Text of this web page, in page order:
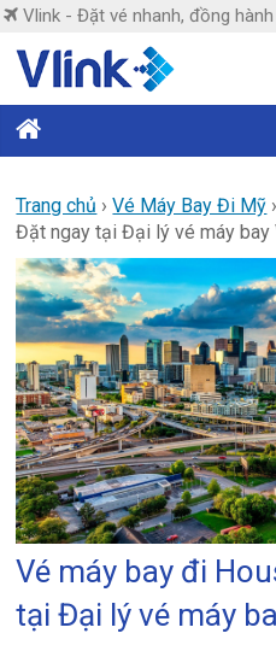
Skip
content
Vlink - Đặt vé nhanh, đồng
Vlink
nhanh,
đồng
hành
tận
tâm
Trang chủ ›Vé Máy Bay Đi Mỹ
Đặt ngay tại Đại lý vé máy bay
Vé máy bay đi
tại Đại lý vé máy